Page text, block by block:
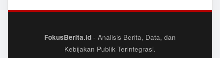
FokusBerita.id - Analisis Berita, Data, dan
Kebijakan Publik Terintegrasi.